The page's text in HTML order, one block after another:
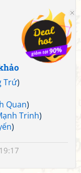
Trứ)
Quan)
Trinh)
)